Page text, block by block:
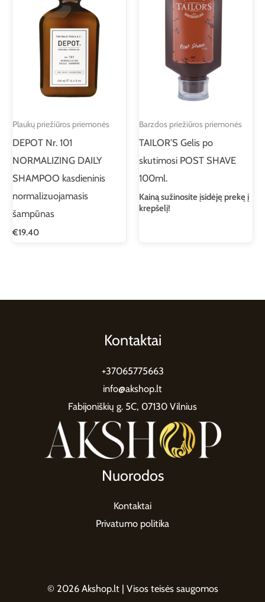
Plaukų priežiūros priemonės
DEPOT Nr. 101
NORMALIZING DAILY
SHAMPOO kasdieninis
normalizuojamasis
šampūnas
€19.40
Barzdos priežiūros priemonės
TAILOR’S Gelis po
skutimosi POST SHAVE
100ml.
Kainą sužinosite įsidėję prekę į
krepšelį!
Kontaktai
+37065775663
info@akshop.lt
Fabijoniškių g. 5C, 07130 Vilnius
Nuorodos
Kontaktai
Privatumo politika
© 2026 Akshop.lt | Visos teisės saugomos